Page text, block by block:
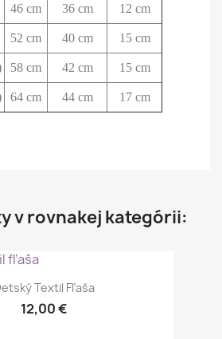
46 cm 36 cm 12 cm
52 cm 40 cm 15 cm
58 cm 42 cm 15 cm
64 cm 44 cm 17 cm
v rovnakej kategórii:
Textil Fľaša
12,00 €